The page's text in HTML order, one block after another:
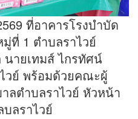
ที่อาคารโรงบำบัด
ที่ 1 ตำบลราไวย์
นายเทมส์ ไกรทัศน์
วย์ พร้อมด้วยคณะผู้
ลตำบลราไวย์ หัวหน้า
ลราไวย์